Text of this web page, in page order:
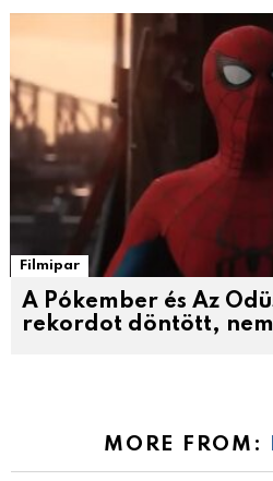
Filmipar
A Pókember és Az
rekordot döntött, nem
MORE FROM: